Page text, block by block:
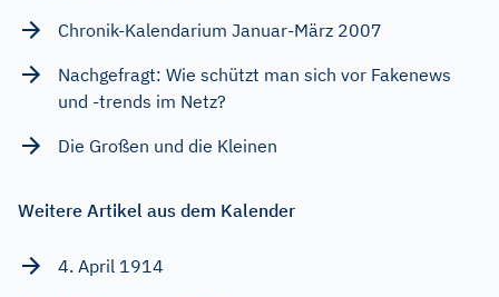
Chronik-Kalendarium Januar-März 2007
Nachgefragt: Wie schützt man sich vor Fakenews
und -trends im Netz?
Die Großen und die Kleinen
Weitere Artikel aus dem Kalender
4. April 1914